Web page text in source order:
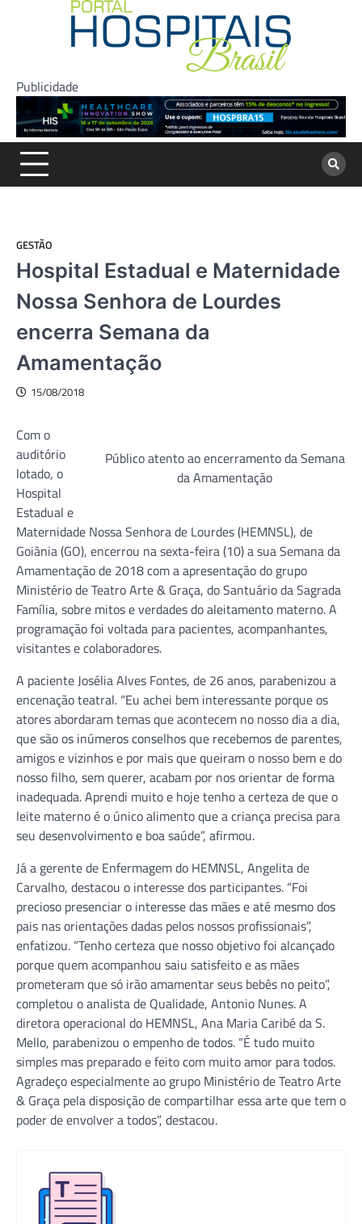
Publicidade
GESTÃO
Hospital Estadual e Maternidade
Nossa Senhora de Lourdes
encerra Semana da
Amamentação
15/08/2018
Público atento ao encerramento da Semana
da Amamentação
Com o
auditório
lotado, o
Hospital
Estadual e
Maternidade Nossa Senhora de Lourdes (HEMNSL), de
Goiânia (GO), encerrou na sexta-feira (10) a sua Semana da
Amamentação de 2018 com a apresentação do grupo
Ministério de Teatro Arte & Graça, do Santuário da Sagrada
Família, sobre mitos e verdades do aleitamento materno. A
programação foi voltada para pacientes, acompanhantes,
visitantes e colaboradores.
A paciente Josélia Alves Fontes, de 26 anos, parabenizou a
encenação teatral. “Eu achei bem interessante porque os
atores abordaram temas que acontecem no nosso dia a dia,
que são os inúmeros conselhos que recebemos de parentes,
amigos e vizinhos e por mais que queiram o nosso bem e do
nosso filho, sem querer, acabam por nos orientar de forma
inadequada. Aprendi muito e hoje tenho a certeza de que o
leite materno é o único alimento que a criança precisa para
seu desenvolvimento e boa saúde”, afirmou.
Já a gerente de Enfermagem do HEMNSL, Angelita de
Carvalho, destacou o interesse dos participantes. “Foi
precioso presenciar o interesse das mães e até mesmo dos
pais nas orientações dadas pelos nossos profissionais”,
enfatizou. “Tenho certeza que nosso objetivo foi alcançado
porque quem acompanhou saiu satisfeito e as mães
prometeram que só irão amamentar seus bebês no peito”,
completou o analista de Qualidade, Antonio Nunes. A
diretora operacional do HEMNSL, Ana Maria Caribé da S.
Mello, parabenizou o empenho de todos. “É tudo muito
simples mas preparado e feito com muito amor para todos.
Agradeço especialmente ao grupo Ministério de Teatro Arte
& Graça pela disposição de compartilhar essa arte que tem o
poder de envolver a todos”, destacou.